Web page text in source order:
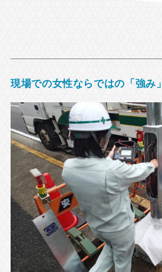
現場での女性ならではの「強み」